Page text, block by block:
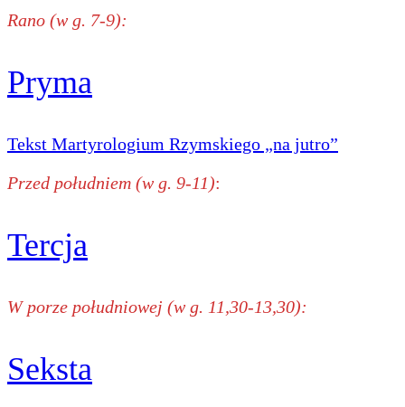
Rano (w g. 7-9):
Pryma
Tekst Martyrologium Rzymskiego „na jutro”
Przed południem (w g. 9-11):
Tercja
W porze południowej (w g. 11,30-13,30):
Seksta